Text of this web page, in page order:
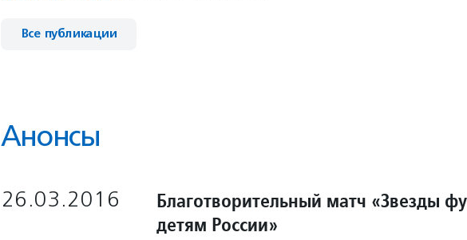
Все публикации
Анонсы
26.03.2016
Благотворительный матч «Звезды
детям России»